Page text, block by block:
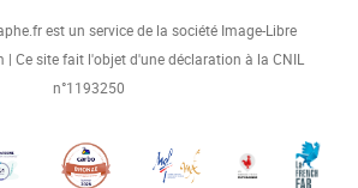
est un service de la société Image-Libre
| Ce site fait l'objet d'une déclaration à la CNIL
n°1193250